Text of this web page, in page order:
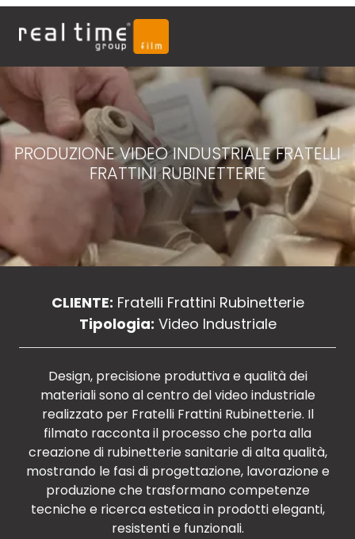
PRODUZIONE VIDEO INDUSTRIALE FRATELLI
FRATTINI RUBINETTERIE
CLIENTE: Fratelli Frattini Rubinetterie
Tipologia: Video Industriale
Design, precisione produttiva e qualità dei
materiali sono al centro del video industriale
realizzato per Fratelli Frattini Rubinetterie. Il
filmato racconta il processo che porta alla
creazione di rubinetterie sanitarie di alta qualità,
mostrando le fasi di progettazione, lavorazione e
produzione che trasformano competenze
tecniche e ricerca estetica in prodotti eleganti,
resistenti e funzionali.